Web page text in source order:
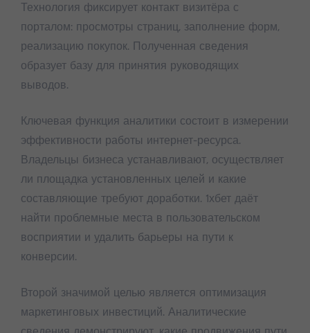
Технология фиксирует контакт визитёра с
порталом: просмотры страниц, заполнение форм,
реализацию покупок. Полученная сведения
образует базу для принятия руководящих
выводов.
Ключевая функция аналитики состоит в измерении
эффективности работы интернет-ресурса.
Владельцы бизнеса устанавливают, осуществляет
ли площадка установленных целей и какие
составляющие требуют доработки. 1хбет даёт
найти проблемные места в пользовательском
восприятии и удалить барьеры на пути к
конверсии.
Второй значимой целью является оптимизация
маркетинговых инвестиций. Аналитические